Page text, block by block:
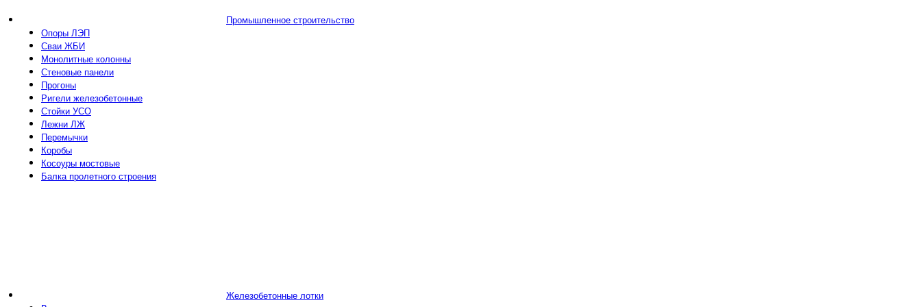
Промышленное строительство
Опоры ЛЭП
Сваи ЖБИ
Монолитные колонны
Стеновые панели
Прогоны
Ригели железобетонные
Стойки УСО
Лежни ЛЖ
Перемычки
Коробы
Косоуры мостовые
Балка пролетного строения
Железобетонные лотки